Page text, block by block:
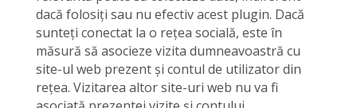
dacă folosiți sau nu efectiv acest plugin. Dacă
sunteți conectat la o rețea socială, este în
măsură să asocieze vizita dumneavoastră cu
site-ul web prezent și contul de utilizator din
rețea. Vizitarea altor site-uri web nu va fi